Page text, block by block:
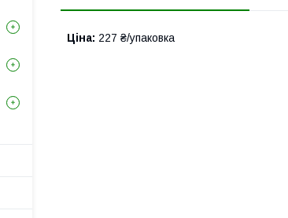
Ціна: 227 ₴/упаковка